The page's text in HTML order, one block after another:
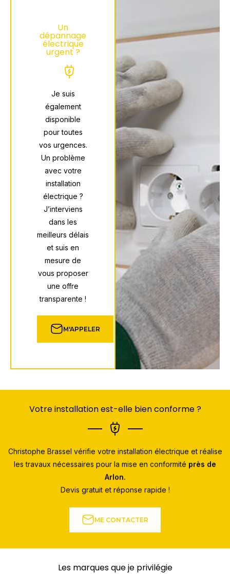
Un
dépannage
électrique
urgent ?
Je suis
également
disponible
pour toutes
vos urgences.
Un problème
avec votre
installation
électrique ?
J’interviens
dans les
meilleurs délais
et suis en
mesure de
vous proposer
une offre
transparente !
M'APPELER
Votre installation est-elle bien conforme ?
Christophe Brassel vérifie votre installation électrique et réalise
les travaux nécessaires pour la mise en conformité près de
Arlon.
Devis gratuit et réponse rapide !
ME CONTACTER
Les marques que je privilégie